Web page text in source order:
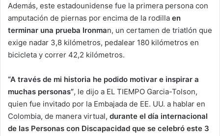
Además, este estadounidense fue la primera persona con
amputación de piernas por encima de la rodilla en
terminar una prueba Ironman, un certamen de triatlón que
exige nadar 3,8 kilómetros, pedalear 180 kilómetros en
bicicleta y correr 42,2 kilómetros.
“A través de mi historia he podido motivar e inspirar a
muchas personas”, le dijo a EL TIEMPO Garcia-Tolson,
quien fue invitado por la Embajada de EE. UU. a hablar en
Colombia, de manera virtual, durante el día internacional
de las Personas con Discapacidad que se celebró este 3